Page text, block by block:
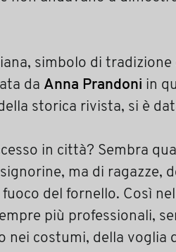
simbolo di
da Anna Prandoni in
storica rivista, si è
in città? Sembra
ma di
del fornello. Così
più professionali,
nei costumi, della voglia